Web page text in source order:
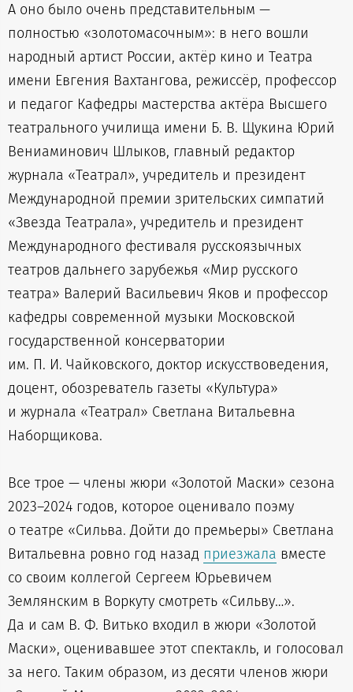
А оно было очень представительным —
полностью «золотомасочным»: в него вошли
народный артист России, актёр кино и Театра
имени Евгения Вахтангова, режиссёр, профессор
и педагог Кафедры мастерства актёра Высшего
театрального училища имени Б. В. Щукина Юрий
Вениаминович Шлыков, главный редактор
журнала «Театрал», учредитель и президент
Международной премии зрительских симпатий
«Звезда Театрала», учредитель и президент
Международного фестиваля русскоязычных
театров дальнего зарубежья «Мир русского
театра» Валерий Васильевич Яков и профессор
кафедры современной музыки Московской
государственной консерватории
им. П. И. Чайковского, доктор искусствоведения,
доцент, обозреватель газеты «Культура»
и журнала «Театрал» Светлана Витальевна
Наборщикова.
Все трое — члены жюри «Золотой Маски» сезона
2023–2024 годов, которое оценивало поэму
о театре «Сильва. Дойти до премьеры» Светлана
Витальевна ровно год назад приезжала вместе
со своим коллегой Сергеем Юрьевичем
Землянским в Воркуту смотреть «Сильву…».
Да и сам В. Ф. Витько входил в жюри «Золотой
Маски», оценивавшее этот спектакль, и голосовал
за него. Таким образом, из десяти членов жюри